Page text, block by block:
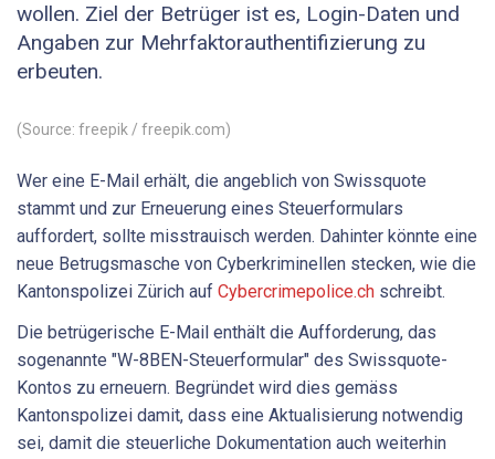
wollen. Ziel der Betrüger ist es, Login-Daten und
Angaben zur Mehrfaktorauthentifizierung zu
erbeuten.
(Source: freepik / freepik.com)
Wer eine E-Mail erhält, die angeblich von Swissquote
stammt und zur Erneuerung eines Steuerformulars
auffordert, sollte misstrauisch werden. Dahinter könnte eine
neue Betrugsmasche von Cyberkriminellen stecken, wie die
Kantonspolizei Zürich auf Cybercrimepolice.ch schreibt.
Die betrügerische E-Mail enthält die Aufforderung, das
sogenannte "W-8BEN-Steuerformular" des Swissquote-
Kontos zu erneuern. Begründet wird dies gemäss
Kantonspolizei damit, dass eine Aktualisierung notwendig
sei, damit die steuerliche Dokumentation auch weiterhin